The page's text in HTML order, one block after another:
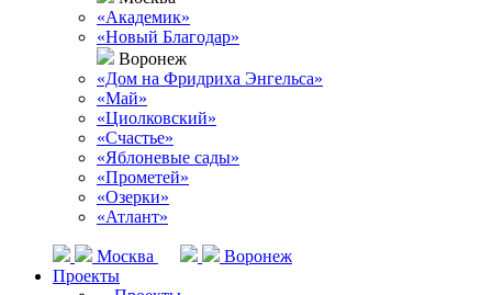
«Академик»
«Новый Благодар»
Воронеж
«Дом на Фридриха Энгельса»
«Май»
«Циолковский»
«Счастье»
«Яблоневые сады»
«Прометей»
«Озерки»
«Атлант»
Москва
Воронеж
Проекты